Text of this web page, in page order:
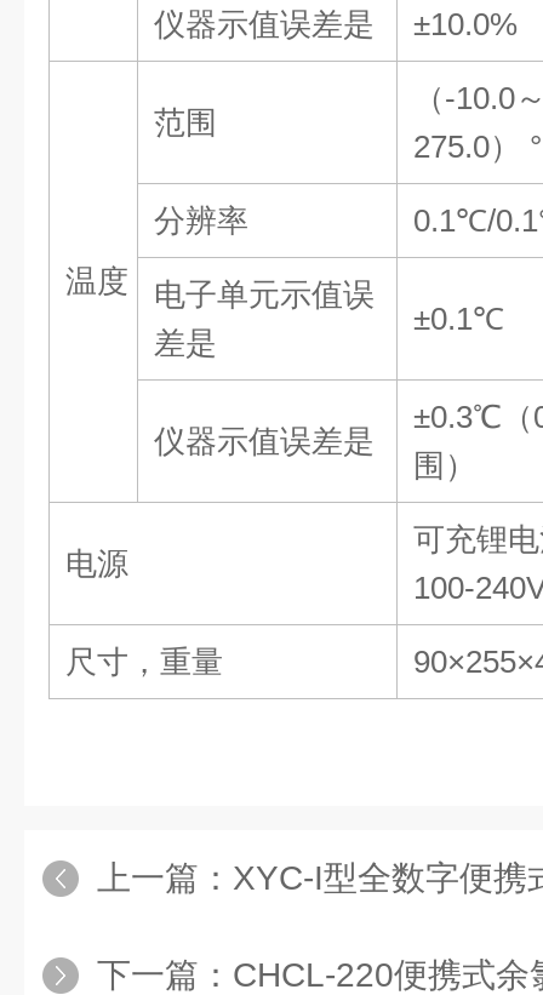
仪器示值误差是 ±10.0%
温度
范围
（-10.0
275.0）
分辨率 0.1℃/
电子单元示值误
差是
±0.1℃
仪器示值误差是
±0.3℃（
围 ）
电源
可充锂
100-
尺寸，重量 90×255×
上一篇： XYC-I型全数字便携
下一篇： CHCL-220便携式余氯测